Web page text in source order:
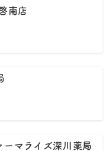
南店
ーマライズ深川薬局